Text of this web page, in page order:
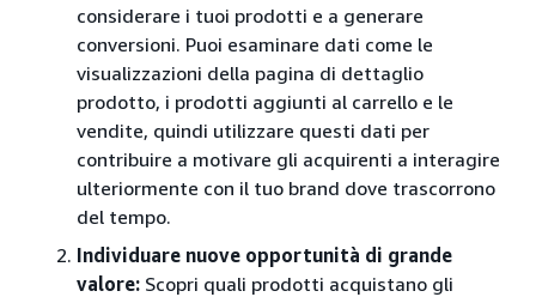
considerare i tuoi prodotti e a generare
conversioni. Puoi esaminare dati come le
visualizzazioni della pagina di dettaglio
prodotto, i prodotti aggiunti al carrello e le
vendite, quindi utilizzare questi dati per
contribuire a motivare gli acquirenti a interagire
ulteriormente con il tuo brand dove trascorrono
del tempo.
Individuare nuove opportunità di grande
valore: Scopri quali prodotti acquistano gli